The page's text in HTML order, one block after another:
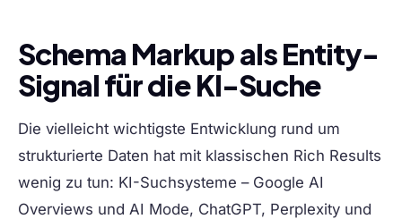
Schema Markup als Entity-
Signal für die KI-Suche
Die vielleicht wichtigste Entwicklung rund um
strukturierte Daten hat mit klassischen Rich Results
wenig zu tun: KI-Suchsysteme – Google AI
Overviews und AI Mode, ChatGPT, Perplexity und